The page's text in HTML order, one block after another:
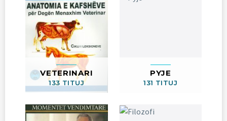
VETERINARI
133 TITUJ
PYJE
131 TITUJ